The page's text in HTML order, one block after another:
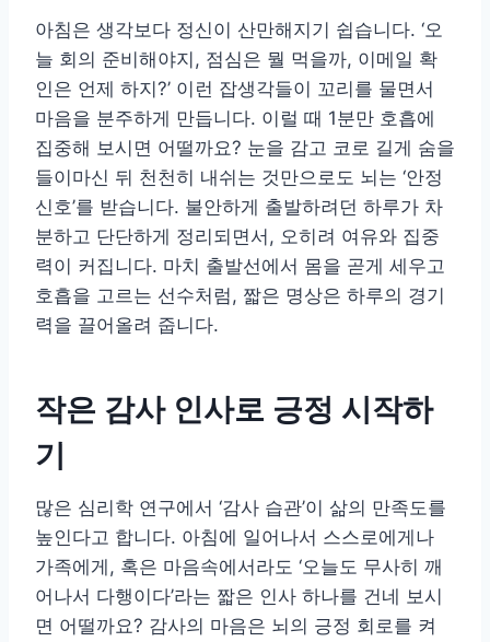
아침은 생각보다 정신이 산만해지기 쉽습니다. ‘오
늘 회의 준비해야지, 점심은 뭘 먹을까, 이메일 확
인은 언제 하지?’ 이런 잡생각들이 꼬리를 물면서
마음을 분주하게 만듭니다. 이럴 때 1분만 호흡에
집중해 보시면 어떨까요? 눈을 감고 코로 길게 숨을
들이마신 뒤 천천히 내쉬는 것만으로도 뇌는 ‘안정
신호’를 받습니다. 불안하게 출발하려던 하루가 차
분하고 단단하게 정리되면서, 오히려 여유와 집중
력이 커집니다. 마치 출발선에서 몸을 곧게 세우고
호흡을 고르는 선수처럼, 짧은 명상은 하루의 경기
력을 끌어올려 줍니다.
작은 감사 인사로 긍정 시작하
기
많은 심리학 연구에서 ‘감사 습관’이 삶의 만족도를
높인다고 합니다. 아침에 일어나서 스스로에게나
가족에게, 혹은 마음속에서라도 ‘오늘도 무사히 깨
어나서 다행이다’라는 짧은 인사 하나를 건네 보시
면 어떨까요? 감사의 마음은 뇌의 긍정 회로를 켜